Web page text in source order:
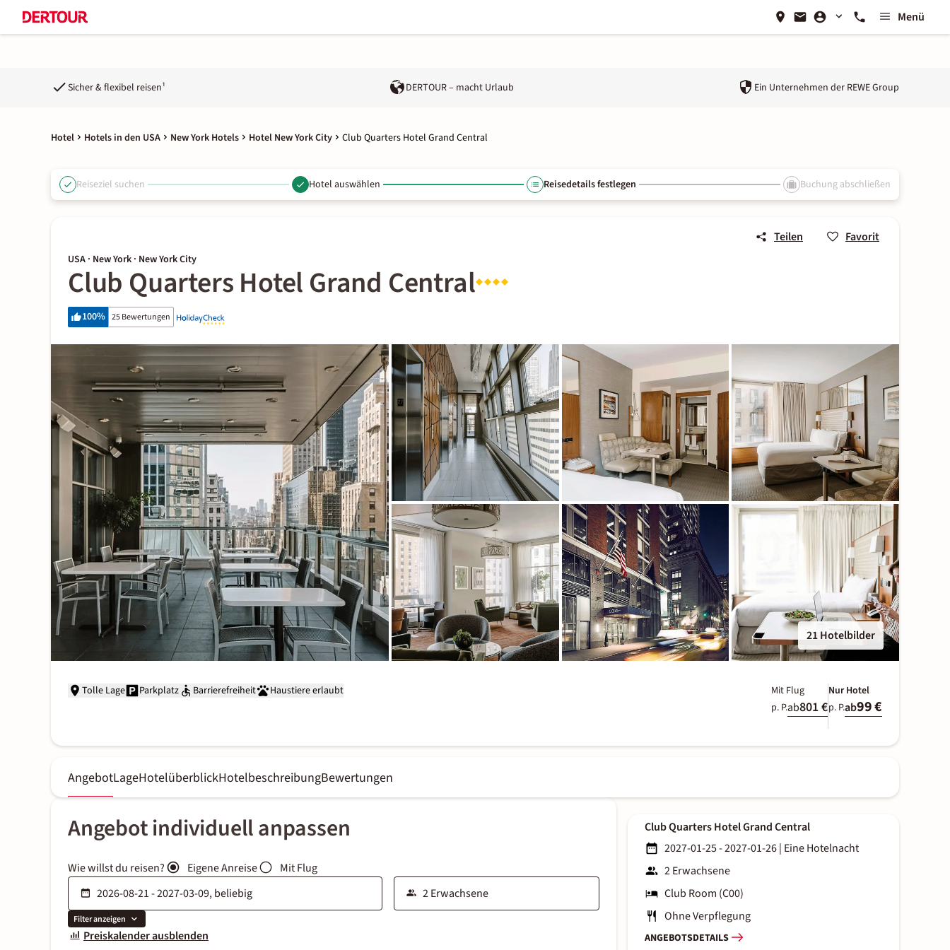
Menü
Sicher & flexibel reisen¹ DERTOUR – macht Urlaub Ein Unternehmen der REWE Group
Hotel Hotels in den USA New York Hotels Hotel New York City Club Quarters Hotel Grand Central
Reiseziel suchen Hotel auswählen Reisedetails festlegen Buchung abschließen
Teilen Favorit
USA · New York · New York City
Club Quarters Hotel Grand Central
100% 25 Bewertungen
21 Hotelbilder
Tolle Lage Parkplatz Barrierefreiheit Haustiere erlaubt
Mit Flug
p. P.ab801 €
Nur Hotel
p. P.ab99 €
AngebotLageHotelüberblickHotelbeschreibungBewertungen
Angebot individuell anpassen
Wie willst du reisen? Eigene Anreise Mit Flug
Filter anzeigen
Preiskalender ausblenden
Club Quarters Hotel Grand Central
2027-01-25 - 2027-01-26| Eine Hotelnacht
2 Erwachsene
Club Room (C00)
Ohne Verpflegung
ANGEBOTSDETAILS